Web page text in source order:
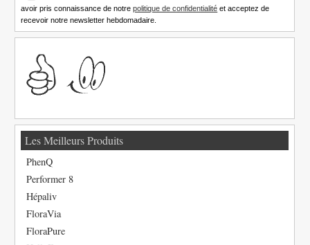
avoir pris connaissance de notrepolitique de confidentialité et acceptez de
recevoir notre newsletter hebdomadaire.
Les Meilleurs Produits
PhenQ
Performer 8
Hépaliv
FloraVia
FloraPure